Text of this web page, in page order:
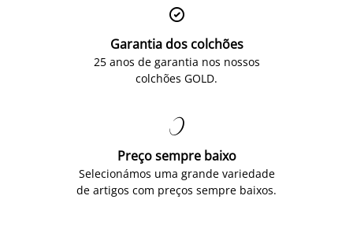

Garantia dos colchões
25 anos de garantia nos nossos
colchões GOLD.

Preço sempre baixo
Selecionámos uma grande variedade
de artigos com preços sempre baixos.